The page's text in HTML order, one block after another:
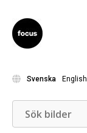
Svenska English